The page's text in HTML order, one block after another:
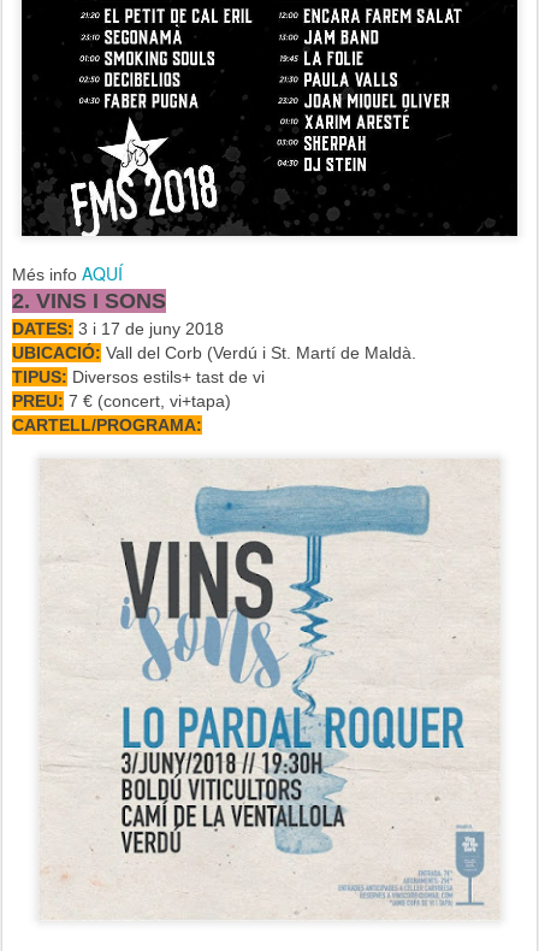
Més info AQUÍ
2. VINS I SONS
DATES: 3 i 17 de juny 2018
UBICACIÓ: Vall del Corb (Verdú i St. Martí de Maldà.
TIPUS: Diversos estils+ tast de vi
PREU: 7 € (concert, vi+tapa)
CARTELL/PROGRAMA: